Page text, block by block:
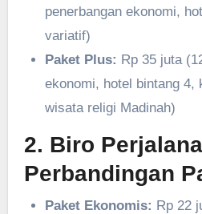
penerbangan ekonomi,
variatif)
Paket Plus: Rp 35 juta
ekonomi, hotel bintang 4,
wisata religi Madinah)
2. Biro
Perbandingan
Paket Ekonomis: Rp 22